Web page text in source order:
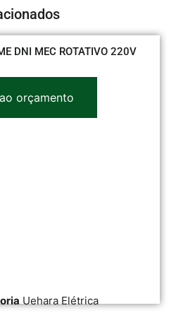
DNI MEC ROTATIVO 220V
orçamento
Uehara Elétrica